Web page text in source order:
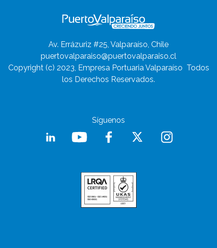
Av. Errázuriz #25, Valparaíso, Chile
puertovalparaiso@puertovalparaiso.cl
Copyright (c) 2023, Empresa Portuaria Valparaíso Todos
los Derechos Reservados.
Síguenos